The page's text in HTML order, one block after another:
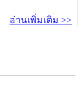
อ่านเพิ่มเติม >>